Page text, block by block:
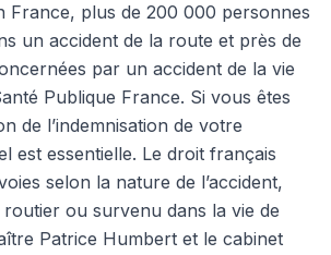
France, plus de 200 000 personnes
un accident de la route et près de
par un accident de la vie
Publique France. Si vous êtes
de l’indemnisation de votre
est essentielle. Le droit français
selon la nature de l’accident,
routier ou survenu dans la vie de
Patrice Humbert et le cabinet